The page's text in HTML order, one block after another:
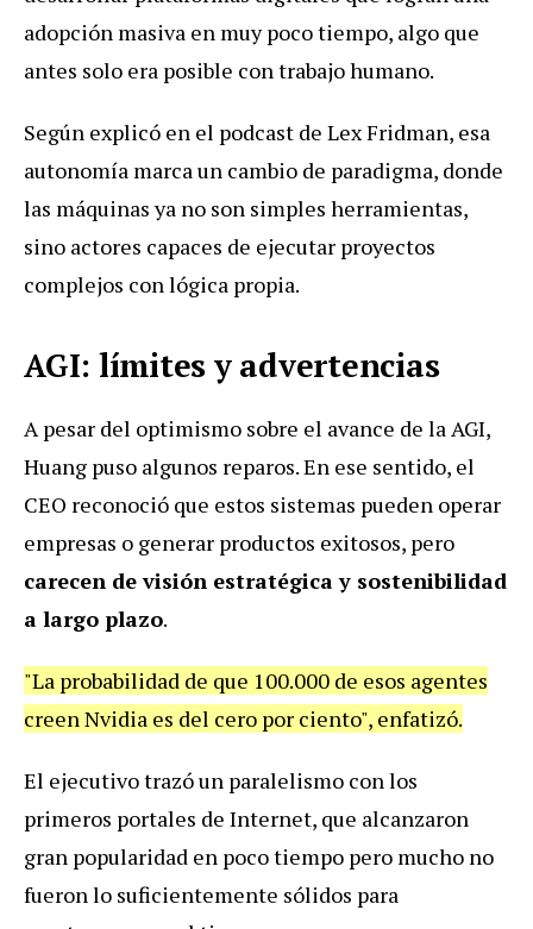
adopción masiva en muy poco tiempo, algo que
antes solo era posible con trabajo humano.
Según explicó en el podcast de Lex Fridman, esa
autonomía marca un cambio de paradigma, donde
las máquinas ya no son simples herramientas,
sino actores capaces de ejecutar proyectos
complejos con lógica propia.
AGI: límites y advertencias
A pesar del optimismo sobre el avance de la AGI,
Huang puso algunos reparos. En ese sentido, el
CEO reconoció que estos sistemas pueden operar
empresas o generar productos exitosos, pero
carecen de visión estratégica y sostenibilidad
a largo plazo.
"La probabilidad de que 100.000 de esos agentes
creen Nvidia es del cero por ciento", enfatizó.
El ejecutivo trazó un paralelismo con los
primeros portales de Internet, que alcanzaron
gran popularidad en poco tiempo pero mucho no
fueron lo suficientemente sólidos para